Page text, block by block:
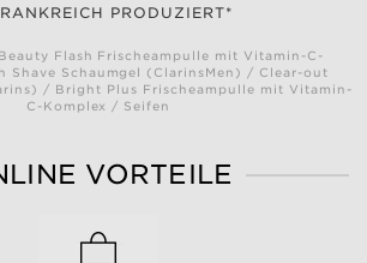
PRODUZIERT*
Flash Frischeampulle mit Vitamin-C-
Shave Schaumgel (ClarinsMen) / Clear-out
/ Bright Plus Frischeampulle mit Vitamin-
C-Komplex / Seifen
VORTEILE